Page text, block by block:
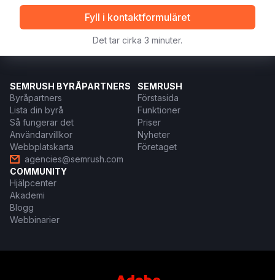
Fyll i kontaktformuläret
Det tar cirka 3 minuter.
SEMRUSH BYRÅPARTNERS
Byråpartners
Lista din byrå
Så fungerar det
Användarvillkor
Webbplatskarta
agencies@semrush.com
SEMRUSH
Förstasida
Funktioner
Priser
Nyheter
Företaget
COMMUNITY
Hjälpcenter
Akademi
Blogg
Webbinarier